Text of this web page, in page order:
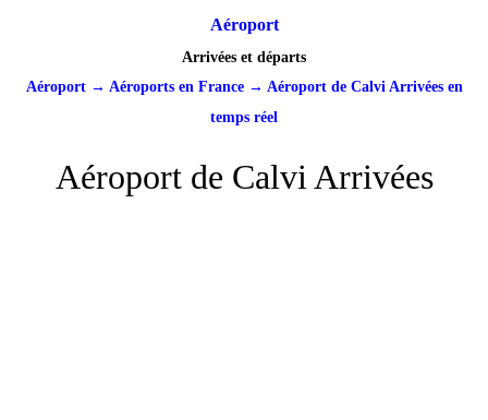
Aéroport
Arrivées et départs
Aéroport→ Aéroports en France→ Aéroport de Calvi Arrivées en
temps réel
Aéroport de Calvi Arrivées